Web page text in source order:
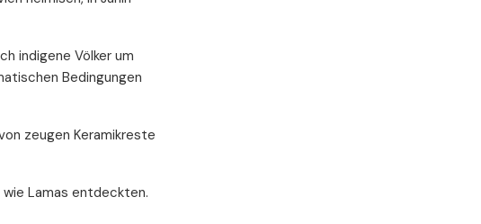
indigene Völker um
Bedingungen
zeugen Keramikreste
Lamas entdeckten.